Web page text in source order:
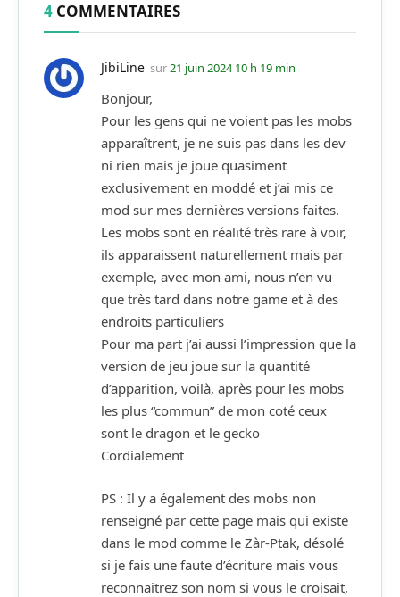
4 COMMENTAIRES
JibiLine sur21 juin 2024 10 h 19 min
Bonjour,
Pour les gens qui ne voient pas les mobs
apparaîtrent, je ne suis pas dans les dev
ni rien mais je joue quasiment
exclusivement en moddé et j’ai mis ce
mod sur mes dernières versions faites.
Les mobs sont en réalité très rare à voir,
ils apparaissent naturellement mais par
exemple, avec mon ami, nous n’en vu
que très tard dans notre game et à des
endroits particuliers
Pour ma part j’ai aussi l’impression que la
version de jeu joue sur la quantité
d’apparition, voilà, après pour les mobs
les plus “commun” de mon coté ceux
sont le dragon et le gecko
Cordialement
PS : Il y a également des mobs non
renseigné par cette page mais qui existe
dans le mod comme le Zàr-Ptak, désolé
si je fais une faute d’écriture mais vous
reconnaitrez son nom si vous le croisait,